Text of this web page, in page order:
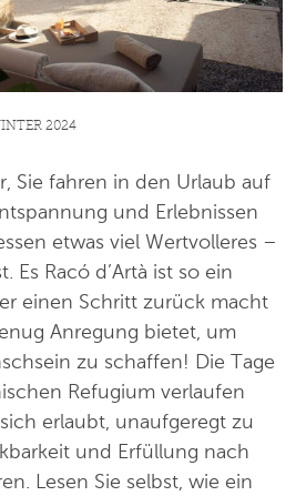
2024
Sie fahren in den Urlaub auf
und Erlebnissen
etwas viel Wertvolleres –
Es Racó d’Artà ist so ein
einen Schritt zurück macht
Anregung bietet, um
zu schaffen! Die Tage
Refugium verlaufen
erlaubt, unaufgeregt zu
und Erfüllung nach
Lesen Sie selbst, wie ein